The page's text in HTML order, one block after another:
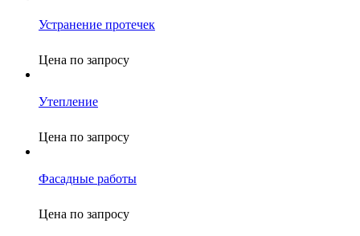
Устранение протечек
Цена по запросу
Утепление
Цена по запросу
Фасадные работы
Цена по запросу